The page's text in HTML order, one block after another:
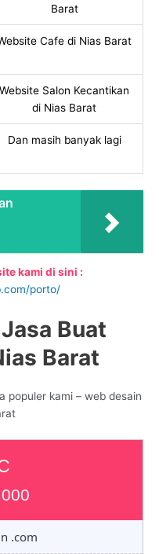
Barat
Cafe di Nias Barat
Website Salon Kecantikan
di Nias Barat
Dan masih banyak lagi
kami di sini :
porto/
Buat
Barat
populer kami – web desain
.com